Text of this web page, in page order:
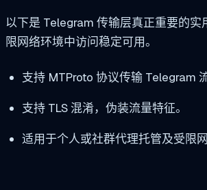
以下是 Telegram 传输层真正重要的实
限网络环境中访问稳定可用。
支持 MTProto 协议传输 Telegram 流
支持 TLS 混淆，伪装流量特征。
适用于个人或社群代理托管及受限网